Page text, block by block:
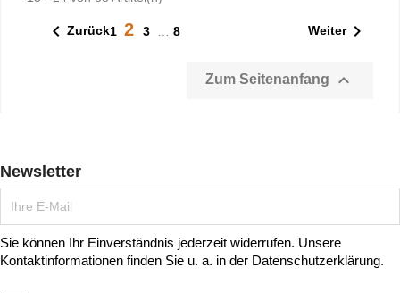
 Zurück1 2 3 8 Weiter
Zum Seitenanfang 
Newsletter
Sie können Ihr Einverständnis jederzeit widerrufen. Unsere
Kontaktinformationen finden Sie u. a. in der Datenschutzerklärung.